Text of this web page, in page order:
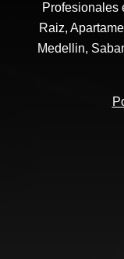
Profesionales
Raiz,
Medellin,